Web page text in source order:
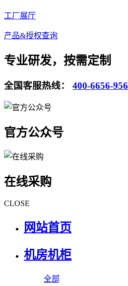
工厂展厅
产品&授权查询
专业研发，按需定制
全国客服热线： 400-6656-956
官方公众号
在线采购
CLOSE
网站首页
机房机柜
全部